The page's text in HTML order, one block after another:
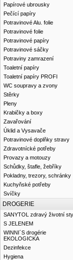
Papírové ubrousky
Pečící papíry
Potravinové Alu. folie
Potravinové folie
Potravinové papíry
Potravinové sáčky
Potraviny zamrazení
Toaletní papíry
Toaletní papíry PROFI
WC soupravy a zvony
Stěrky
Pleny
Krabičky a boxy
Zavařování
Úklid a Vysavače
Potravinové doplňky stravy
Zdravotnícké potřeby
Provazy a motouzy
Schůdky, štafle, žebříky
Pokladny, trezory, schránky
Kuchyňské potřeby
Svíčky
DROGERIE
SANYTOL zdravý životní
S JELENEM
WINNI´S drogérie
EKOLOGICKA
Dezinfekce
Hygiena